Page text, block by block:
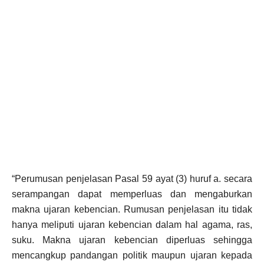
“Perumusan penjelasan Pasal 59 ayat (3) huruf a. secara
serampangan dapat memperluas dan mengaburkan
makna ujaran kebencian. Rumusan penjelasan itu tidak
hanya meliputi ujaran kebencian dalam hal agama, ras,
suku. Makna ujaran kebencian diperluas sehingga
mencangkup pandangan politik maupun ujaran kepada